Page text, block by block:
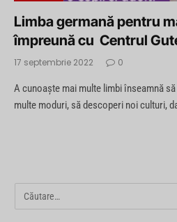
Limba germană pentru
împreună cu Centrul
17 septembrie 2022 0
A cunoaște mai multe limbi înseamnă
multe moduri, să descoperi noi culturi,